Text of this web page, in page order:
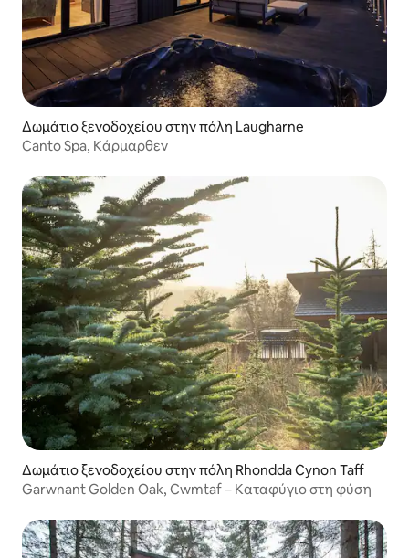
Δωμάτιο ξενοδοχείου στην πόλη Laugharne
Canto Spa, Κάρμαρθεν
Δωμάτιο ξενοδοχείου στην πόλη Rhondda Cynon Taff
Garwnant Golden Oak, Cwmtaf – Καταφύγιο στη φύση